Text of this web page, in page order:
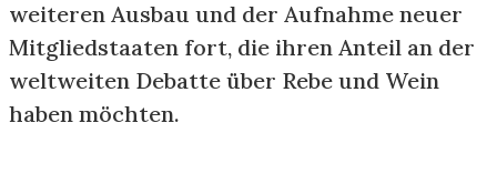
weiteren Ausbau und der Aufnahme neuer
Mitgliedstaaten fort, die ihren Anteil an der
weltweiten Debatte über Rebe und Wein
haben möchten.